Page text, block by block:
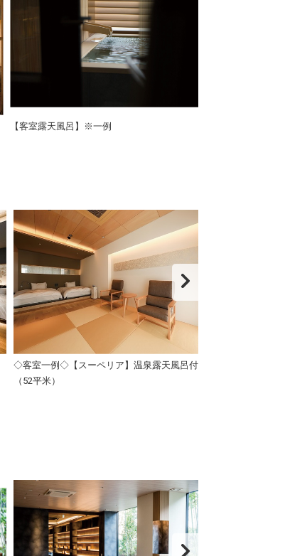
【客室露天風呂】※一例
◇客室一例◇【スーペリア】温泉露天風呂付
（52平米）